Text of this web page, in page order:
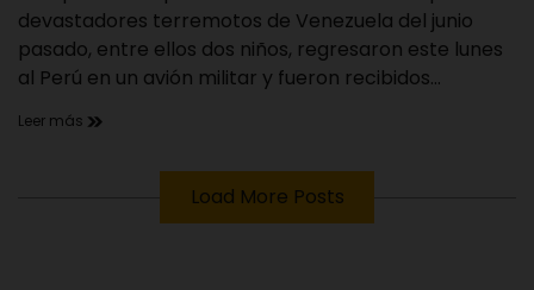
time
devastadores terremotos de Venezuela del junio
pasado, entre ellos dos niños, regresaron este lunes
al Perú en un avión militar y fueron recibidos…
Leer más
Load More Posts